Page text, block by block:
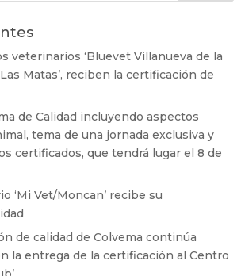
veterinarios ‘Bluevet Villanueva de la
Las Matas’, reciben la certificación de
de Calidad incluyendo aspectos
tema de una jornada exclusiva y
certificados, que tendrá lugar el 8 de
‘Mi Vet/Moncan’ recibe su
de calidad de Colvema continúa
la entrega de la certificación al Centro